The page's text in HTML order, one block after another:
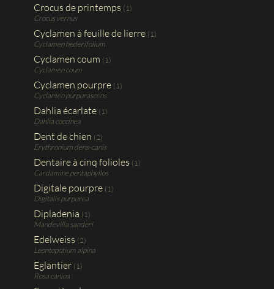
Crocus de printemps (1)
Crocus vernus
Cyclamen à feuille de lierre (1)
Cyclamen hederifolium
Cyclamen coum (1)
Cyclamen coum
Cyclamen pourpre (1)
Cyclamen purpurascens
Dahlia écarlate (1)
Dahlia coccinea
Dent de chien (2)
Erythronium dens-canis
Dentaire à cinq folioles (1)
Cardamine pentaphyllos
Digitale pourpre (1)
Digitalis purpurea
Dipladenia (1)
Mandevilla sanderi
Edelweiss (2)
Leontopotium alpina
Eglantier (1)
Rosa canina